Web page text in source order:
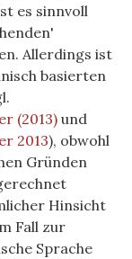
es sinnvoll
Allerdings ist
basierten
(2013) und
2013), obwohl
Gründen
Hinsicht
Fall zur
Sprache